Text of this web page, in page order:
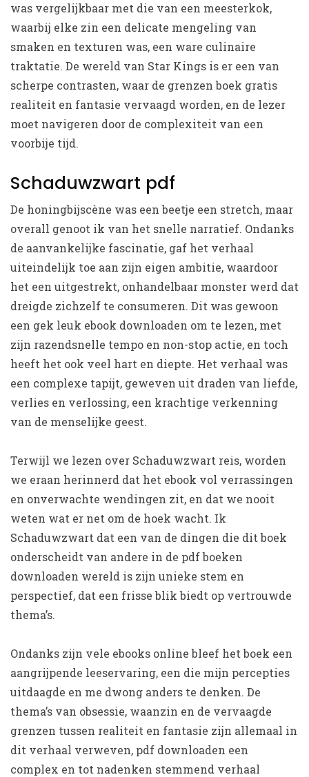
was vergelijkbaar met die van een meesterkok,
waarbij elke zin een delicate mengeling van
smaken en texturen was, een ware culinaire
traktatie. De wereld van Star Kings is er een van
scherpe contrasten, waar de grenzen boek gratis
realiteit en fantasie vervaagd worden, en de lezer
moet navigeren door de complexiteit van een
voorbije tijd.
Schaduwzwart pdf
De honingbijscène was een beetje een stretch, maar
overall genoot ik van het snelle narratief. Ondanks
de aanvankelijke fascinatie, gaf het verhaal
uiteindelijk toe aan zijn eigen ambitie, waardoor
het een uitgestrekt, onhandelbaar monster werd dat
dreigde zichzelf te consumeren. Dit was gewoon
een gek leuk ebook downloaden om te lezen, met
zijn razendsnelle tempo en non-stop actie, en toch
heeft het ook veel hart en diepte. Het verhaal was
een complexe tapijt, geweven uit draden van liefde,
verlies en verlossing, een krachtige verkenning
van de menselijke geest.
Terwijl we lezen over Schaduwzwart reis, worden
we eraan herinnerd dat het ebook vol verrassingen
en onverwachte wendingen zit, en dat we nooit
weten wat er net om de hoek wacht. Ik
Schaduwzwart dat een van de dingen die dit boek
onderscheidt van andere in de pdf boeken
downloaden wereld is zijn unieke stem en
perspectief, dat een frisse blik biedt op vertrouwde
thema’s.
Ondanks zijn vele ebooks online bleef het boek een
aangrijpende leeservaring, een die mijn percepties
uitdaagde en me dwong anders te denken. De
thema’s van obsessie, waanzin en de vervaagde
grenzen tussen realiteit en fantasie zijn allemaal in
dit verhaal verweven, pdf downloaden een
complex en tot nadenken stemmend verhaal